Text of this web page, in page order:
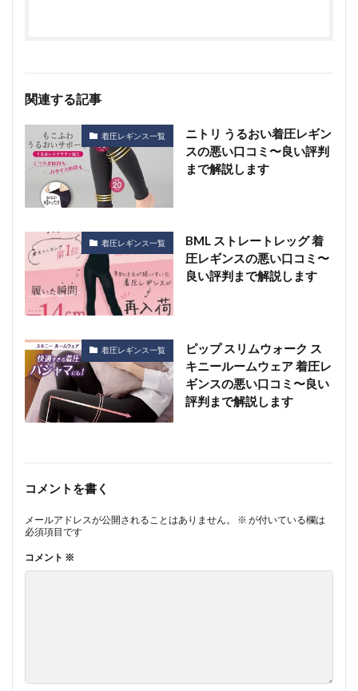
関連する記事
着圧レギンス一覧
ニトリ うるおい着圧レギン
スの悪い口コミ〜良い評判
まで解説します
着圧レギンス一覧
BML ストレートレッグ 着
圧レギンスの悪い口コミ〜
良い評判まで解説します
着圧レギンス一覧
ピップ スリムウォーク ス
キニールームウェア 着圧レ
ギンスの悪い口コミ〜良い
評判まで解説します
コメントを書く
メールアドレスが公開されることはありません。 ※ が付いている欄は
必須項目です
コメント ※